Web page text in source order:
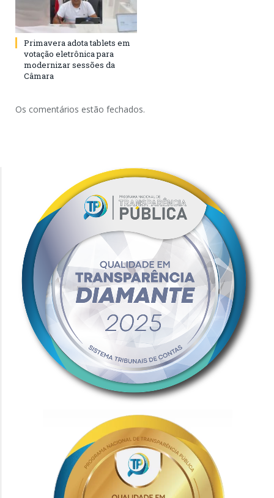
Primavera adota tablets em
votação eletrônica para
modernizar sessões da
Câmara
Os comentários estão fechados.